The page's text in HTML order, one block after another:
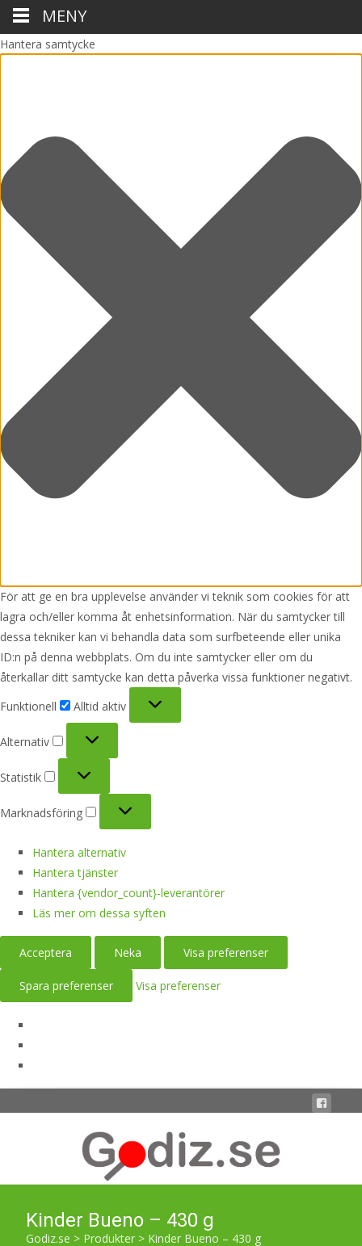
Hantera samtycke
För att ge en bra upplevelse använder vi teknik som cookies för att
lagra och/eller komma åt enhetsinformation. När du samtycker till
dessa tekniker kan vi behandla data som surfbeteende eller unika
ID:n på denna webbplats. Om du inte samtycker eller om du
återkallar ditt samtycke kan detta påverka vissa funktioner negativt.
Funktionell
Alltid aktiv
Alternativ
Statistik
Marknadsföring
Hantera alternativ
Hantera tjänster
Hantera {vendor_count}-leverantörer
Läs mer om dessa syften
Acceptera Neka Visa preferenser
Spara preferenser Visa preferenser
Kinder Bueno – 430 g
Godiz.se > Produkter > Kinder Bueno – 430 g
MENY